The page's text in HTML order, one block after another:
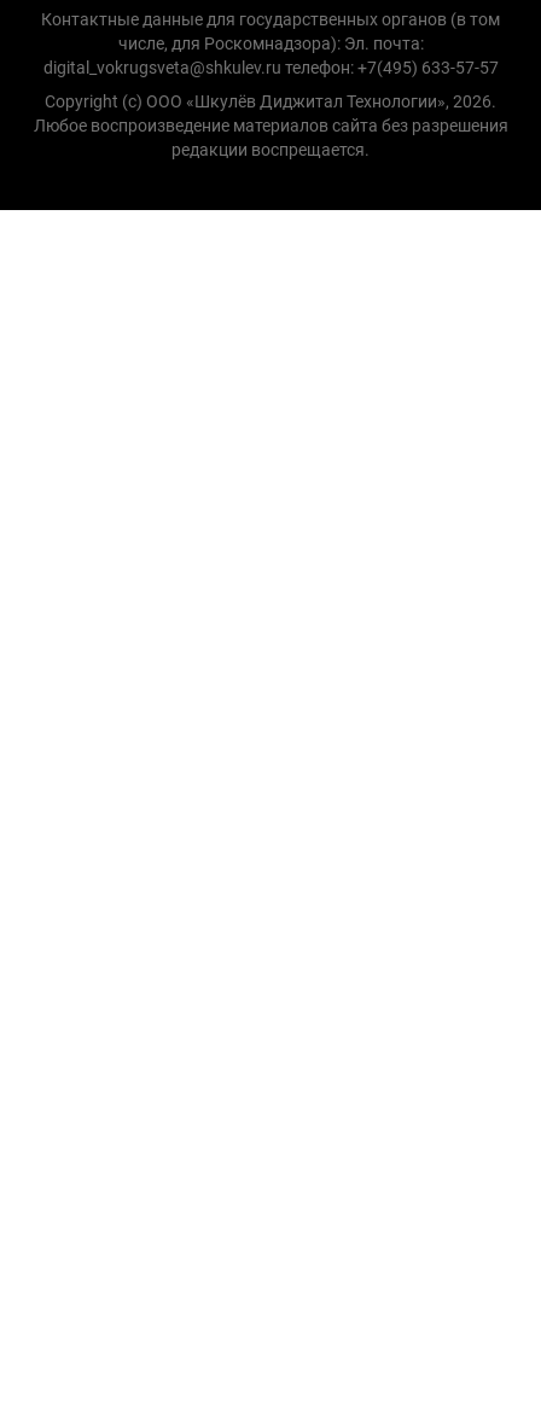
Контактные данные для государственных органов (в том
числе, для Роскомнадзора): Эл. почта:
digital_vokrugsveta@shkulev.ru телефон: +7(495) 633-57-57
Copyright (с) ООО «Шкулёв Диджитал Технологии», 2026.
Любое воспроизведение материалов сайта без разрешения
редакции воспрещается.